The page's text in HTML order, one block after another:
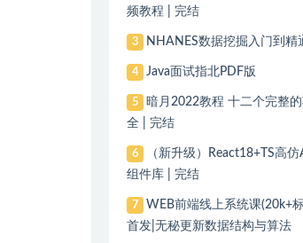
频教程 | 完结
3 NHANES数据挖掘入门到精
4 Java面试指北PDF版
5
暗月2022教程 十二个完整
全 | 完结
6
（新升级）React18+TS高
组件库 | 完结
7
WEB前端线上系统课(20k+
首发|无秘更新数据结构与算法